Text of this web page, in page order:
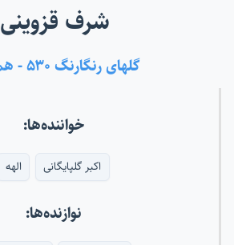
شرف قزوینی
گلهای رنگارنگ ۵۳۰ - همایون
خواننده‌ها:
اکبر گلپایگانی الهه
نوازنده‌ها: